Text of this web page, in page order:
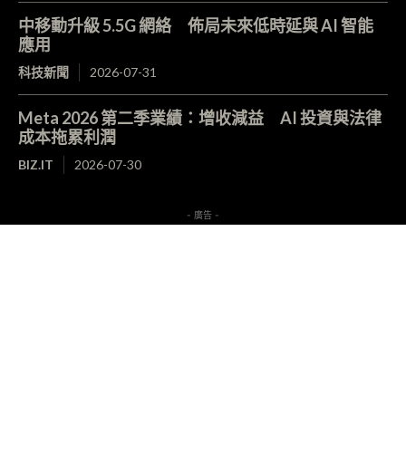
中移動升級 5.5G 網絡 佈局未來低時延與 AI 智能
應用
科技新聞 2026-07-31
Meta 2026 第二季業績：增收減益 AI 投資與法律
成本拖累利潤
BIZ.IT 2026-07-30
- 廣告 -